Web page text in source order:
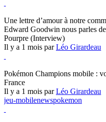
Une lettre d’amour à notre
Edward Goodwin nous parles
Pourpre (Interview)
Il y a 1 mois parLéo Girardeau
Pokémon Champions mobile :
France
Il y a 1 mois parLéo Girardeau
jeu-mobilenewspokemon